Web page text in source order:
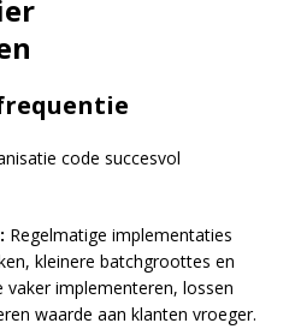
code succesvol
Regelmatige implementaties
kleinere batchgroottes en
implementeren, lossen
waarde aan klanten vroeger.